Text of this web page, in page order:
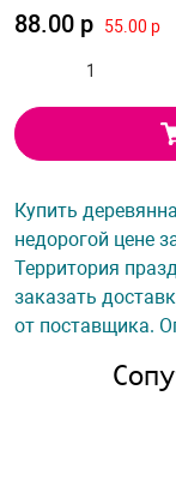
88.00 р 55.00 р
Купить
недорогой цене
Территория
заказать
от поставщика.